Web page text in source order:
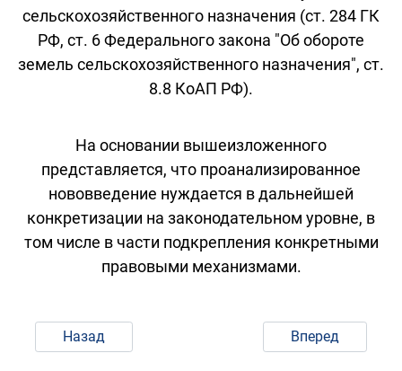
сельскохозяйственного назначения (ст. 284 ГК
РФ, ст. 6 Федерального закона "Об обороте
земель сельскохозяйственного назначения", ст.
8.8 КоАП РФ).
На основании вышеизложенного
представляется, что проанализированное
нововведение нуждается в дальнейшей
конкретизации на законодательном уровне, в
том числе в части подкрепления конкретными
правовыми механизмами.
Назад Вперед